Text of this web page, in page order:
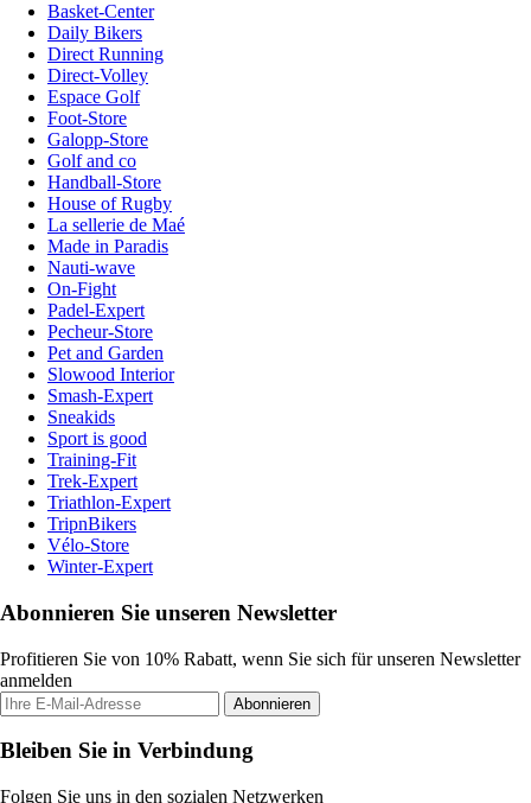
Basket-Center
Daily Bikers
Direct Running
Direct-Volley
Espace Golf
Foot-Store
Galopp-Store
Golf and co
Handball-Store
House of Rugby
La sellerie de Maé
Made in Paradis
Nauti-wave
On-Fight
Padel-Expert
Pecheur-Store
Pet and Garden
Slowood Interior
Smash-Expert
Sneakids
Sport is good
Training-Fit
Trek-Expert
Triathlon-Expert
TripnBikers
Vélo-Store
Winter-Expert
Abonnieren Sie unseren Newsletter
Profitieren Sie von 10% Rabatt, wenn Sie sich für unseren Newsletter
anmelden
Abonnieren
Bleiben Sie in Verbindung
Folgen Sie uns in den sozialen Netzwerken